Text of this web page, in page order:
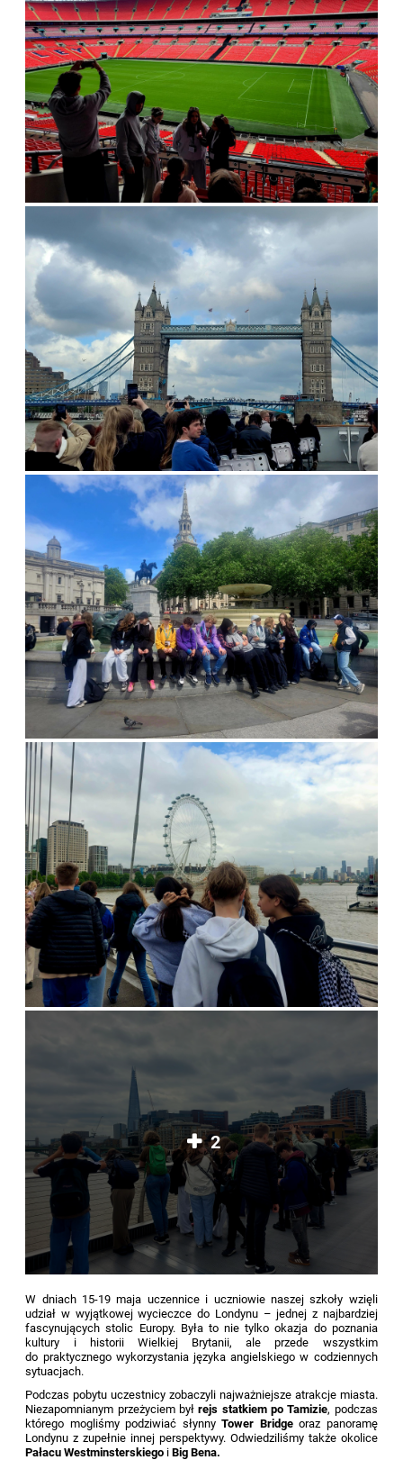
2
W dniach 15-19 maja uczennice i uczniowie naszej szkoły wzięli
udział w wyjątkowej wycieczce do Londynu – jednej z najbardziej
fascynujących stolic Europy. Była to nie tylko okazja do poznania
kultury i historii Wielkiej Brytanii, ale przede wszystkim
do praktycznego wykorzystania języka angielskiego w codziennych
sytuacjach.
Podczas pobytu uczestnicy zobaczyli najważniejsze atrakcje miasta.
Niezapomnianym przeżyciem byłrejs statkiem po Tamizie, podczas
którego mogliśmy podziwiać słynnyTower Bridgeoraz panoramę
Londynu z zupełnie innej perspektywy. Odwiedziliśmy także okolice
Pałacu Westminsterskiego iBig Bena.